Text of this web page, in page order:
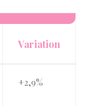
Variation
+2,9%